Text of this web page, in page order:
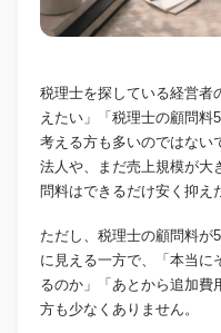
税理士を探している経営者
えたい」「税理士の顧問料
考える方も多いのではない
法人や、まだ売上規模が大
問料はできるだけ安く抑え
ただし、税理士の顧問料が
に見える一方で、「本当に
るのか」「あとから追加費
方も少なくありません。